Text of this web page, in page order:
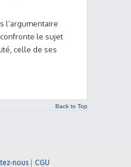
l’argumentaire
le sujet
celle de ses
Back to Top
nous| CGU